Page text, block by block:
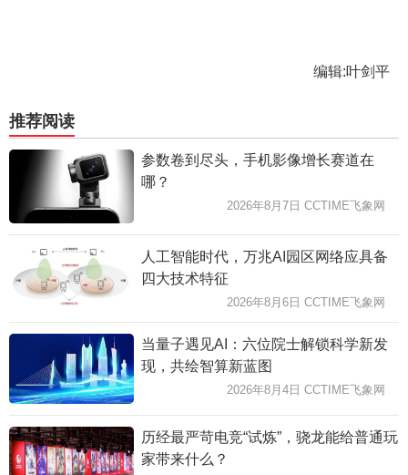
编辑:叶剑平
推荐阅读
参数卷到尽头，手机影像增长赛道在
哪？
2026年8月7日 CCTIME飞象网
人工智能时代，万兆AI园区网络应具备
四大技术特征
2026年8月6日 CCTIME飞象网
当量子遇见AI：六位院士解锁科学新发
现，共绘智算新蓝图
2026年8月4日 CCTIME飞象网
历经最严苛电竞“试炼”，骁龙能给普通玩
家带来什么？